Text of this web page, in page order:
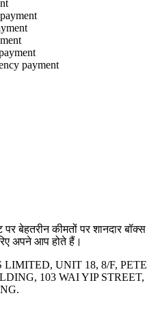
पर बेहतरीन कीमतों पर शानदार
अपने आप होते हैं।
LIMITED, UNIT 18, 8/F,
103 WAI YIP